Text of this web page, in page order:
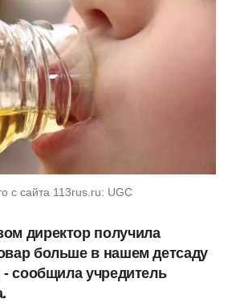
с сайта 113rus.ru: UGC
директор получила
больше в нашем детсаду
- сообщила учредитель